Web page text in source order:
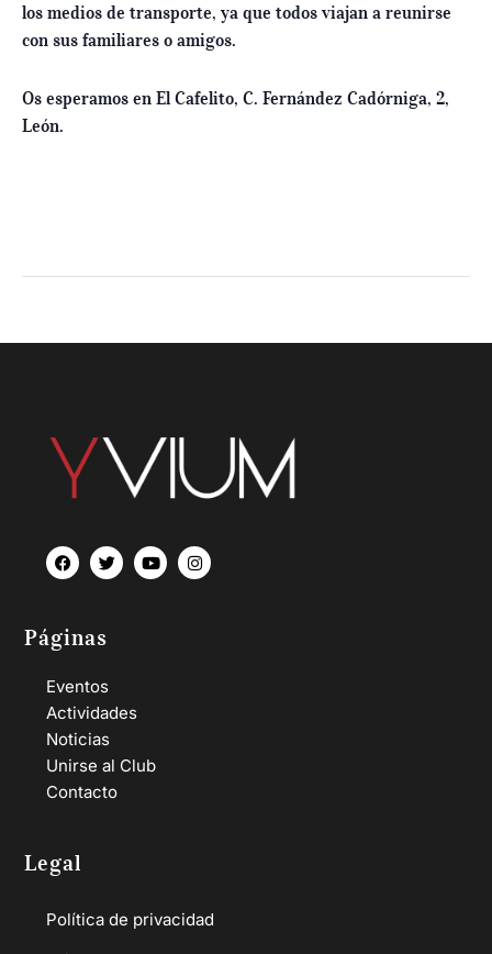
los medios de transporte, ya que todos viajan a reunirse
con sus familiares o amigos.
Os esperamos en El Cafelito, C. Fernández Cadórniga, 2,
León.
Páginas
Eventos
Actividades
Noticias
Unirse al Club
Contacto
Legal
Política de privacidad